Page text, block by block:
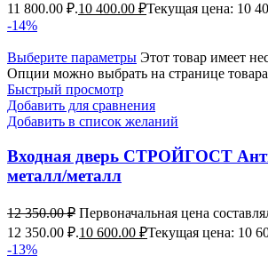
11 800.00 ₽.10 400.00 ₽Текущая цена: 10
-14%
Выберите параметры Этот товар имеет
Опции можно выбрать на странице
Быстрый просмотр
Добавить для сравнения
Добавить в список желаний
Входная дверь СТРОЙГОСТ
металл/металл
12 350.00₽ Первоначальная цена
12 350.00 ₽.10 600.00 ₽Текущая цена: 10
-13%